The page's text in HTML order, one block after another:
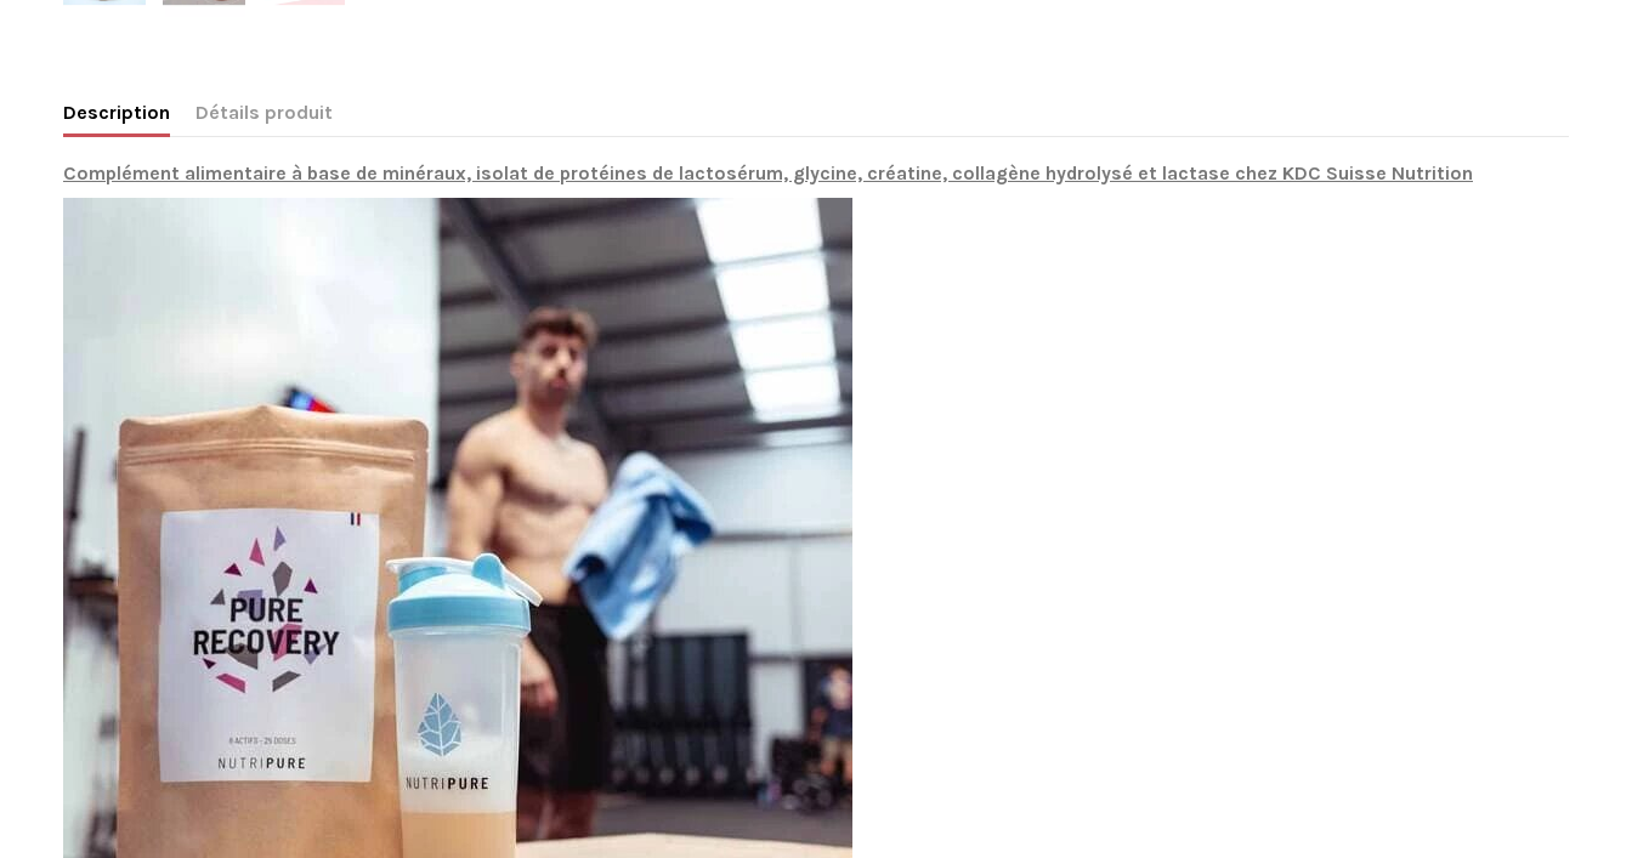
Description Détails produit
Complément alimentaire à base de minéraux, isolat de protéines de lactosérum, glycine, créatine, collagène hydrolysé et lactase chez KDC Suisse Nutrition